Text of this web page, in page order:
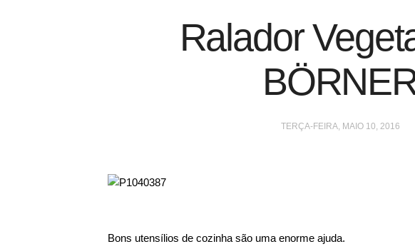
Ralador
TERÇA-FEIRA, MAIO 10, 2016
Bons utensílios de cozinha são uma enorme ajuda.